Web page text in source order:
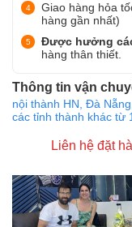
Giao hàng hỏa
hàng gần nhất)
Được hưởng
hàng thân thiết.
Thông tin vận
nội thành HN, Đà
các tỉnh thành khác từ
Liên hệ đặt